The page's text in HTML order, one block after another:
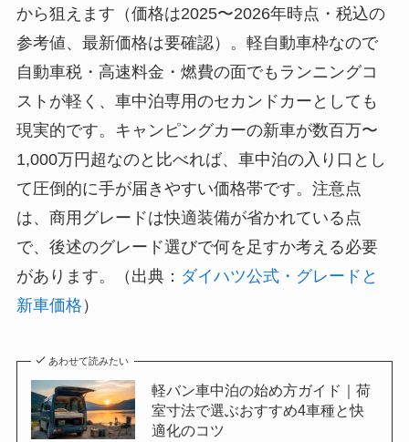
から狙えます（価格は2025〜2026年時点・税込の
参考値、最新価格は要確認）。軽自動車枠なので
自動車税・高速料金・燃費の面でもランニングコ
ストが軽く、車中泊専用のセカンドカーとしても
現実的です。キャンピングカーの新車が数百万〜
1,000万円超なのと比べれば、車中泊の入り口とし
て圧倒的に手が届きやすい価格帯です。注意点
は、商用グレードは快適装備が省かれている点
で、後述のグレード選びで何を足すか考える必要
があります。（出典： ダイハツ公式・グレードと
新車価格 ）
あわせて読みたい
軽バン車中泊の始め方ガイド｜荷
室寸法で選ぶおすすめ4車種と快
適化のコツ